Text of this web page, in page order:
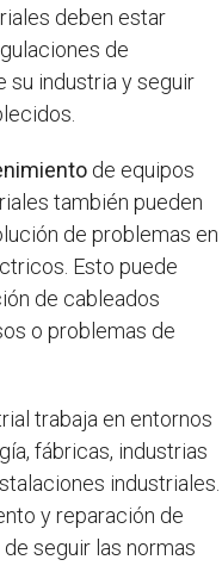
deben estar
de
industria y seguir
de equipos
también pueden
de problemas en
Esto puede
de cableados
o problemas de
trabaja en entornos
fábricas, industrias
industriales.
y reparación de
seguir las normas